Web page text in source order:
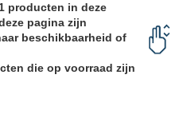
producten in deze
pagina zijn
beschikbaarheid of
die op voorraad zijn